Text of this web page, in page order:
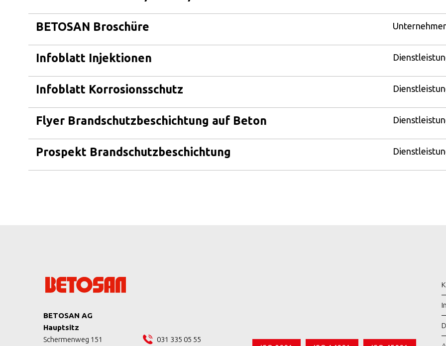
BETOSAN Broschüre
Infoblatt Injektionen
Infoblatt Korrosionsschutz
Flyer Brandschutzbeschichtung auf Beton
Prospekt Brandschutzbeschichtung
BETOSAN AG
Hauptsitz
Schermenweg 151
031 335 05 55